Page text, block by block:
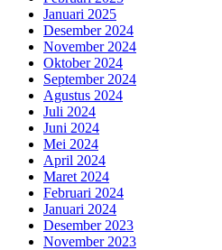
Januari 2025
Desember 2024
November 2024
Oktober 2024
September 2024
Agustus 2024
Juli 2024
Juni 2024
Mei 2024
April 2024
Maret 2024
Februari 2024
Januari 2024
Desember 2023
November 2023